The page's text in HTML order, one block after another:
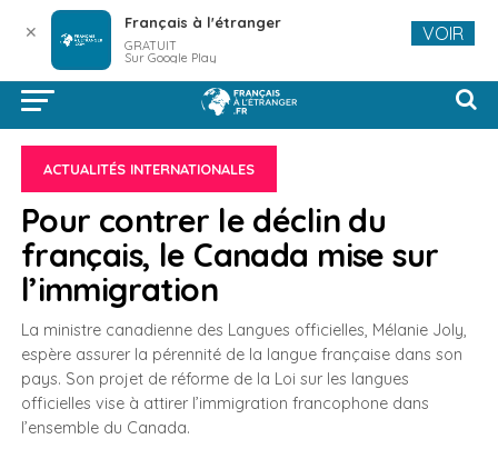
ACTUALITÉS INTERNATIONALES
Pour contrer le déclin du
français, le Canada mise sur
l’immigration
La ministre canadienne des Langues officielles, Mélanie Joly,
espère assurer la pérennité de la langue française dans son
pays. Son projet de réforme de la Loi sur les langues
officielles vise à attirer l’immigration francophone dans
l’ensemble du Canada.
✕ Français à l'étranger
GRATUIT
Sur Google Play
VOIR